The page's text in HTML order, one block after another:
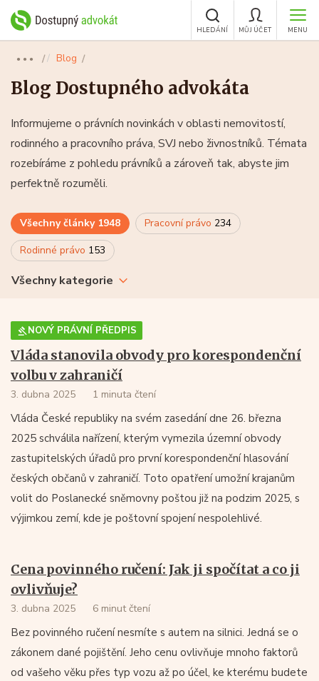
MENU
MŮJ ÚČET
HLEDÁNÍ
●●● Blog
Blog Dostupného advokáta
Informujeme o právních novinkách v oblasti nemovitostí,
rodinného a pracovního práva, SVJ nebo živnostníků. Témata
rozebíráme z pohledu právníků a zároveň tak, abyste jim
perfektně rozuměli.
Všechny články 1948 Pracovní právo 234
Rodinné právo 153
Všechny kategorie
NOVÝ PRÁVNÍ PŘEDPIS
Vláda stanovila obvody pro korespondenční
volbu v zahraničí
3. dubna 2025 1 minuta čtení
Vláda České republiky na svém zasedání dne 26. března
2025 schválila nařízení, kterým vymezila územní obvody
zastupitelských úřadů pro první korespondenční hlasování
českých občanů v zahraničí. Toto opatření umožní krajanům
volit do Poslanecké sněmovny poštou již na podzim 2025, s
výjimkou zemí, kde je poštovní spojení nespolehlivé. ​
Cena povinného ručení: Jak ji spočítat a co ji
ovlivňuje?
3. dubna 2025 6 minut čtení
Bez povinného ručení nesmíte s autem na silnici. Jedná se o
zákonem dané pojištění. Jeho cenu ovlivňuje mnoho faktorů
od vašeho věku přes typ vozu až po účel, ke kterému budete